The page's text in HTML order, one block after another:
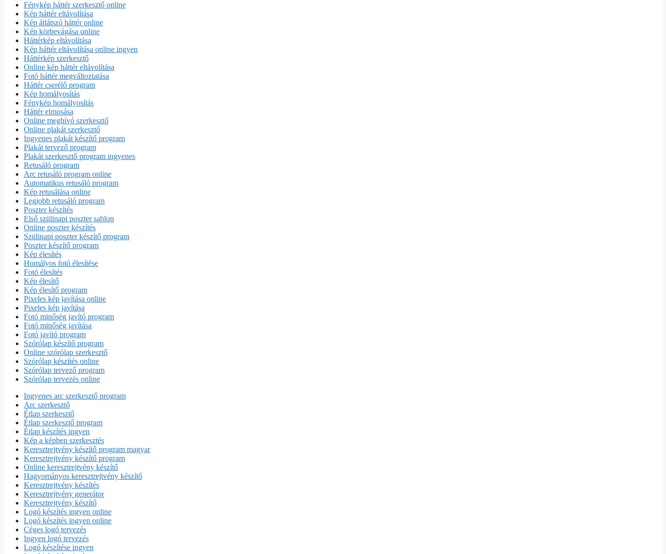
Fénykép háttér szerkesztő online
Kép háttér eltávolítása
Kép átlátszó háttér online
Kép körbevágása online
Háttérkép eltávolítása
Kép háttér eltávolítása online ingyen
Háttérkép szerkesztő
Online kép háttér eltávolítása
Fotó háttér megváltoztatása
Háttér cserélő program
Kép homályosítás
Fénykép homályosítás
Háttér elmosása
Online meghívó szerkesztő
Online plakát szerkesztő
Ingyenes plakát készítő program
Plakát tervező program
Plakát szerkesztő program ingyenes
Retusáló program
Arc retusáló program online
Automatikus retusáló program
Kép retusálása online
Legjobb retusáló program
Poszter készítés
Első szülinapi poszter sablon
Online poszter készítés
Szülinapi poszter készítő program
Poszter készítő program
Kép élesítés
Homályos fotó élesítése
Fotó élesítés
Kép élesítő
Kép élesítő program
Pixeles kép javítása online
Pixeles kép javítása
Fotó minőség javító program
Fotó minőség javítása
Fotó javító program
Szórólap készítő program
Online szórólap szerkesztő
Szórólap készítés online
Szórólap tervező program
Szórólap tervezés online
Ingyenes arc szerkesztő program
Arc szerkesztő
Étlap szerkesztő
Étlap szerkesztő program
Étlap készítés ingyen
Kép a képben szerkesztés
Keresztrejtvény készítő program magyar
Keresztrejtvény készítő program
Online keresztrejtvény készítő
Hagyományos keresztrejtvény készítő
Keresztrejtvény készítés
Keresztrejtvény generátor
Keresztrejtvény készítő
Logó készítés ingyen online
Logó készítés ingyen online
Céges logó tervezés
Ingyen logó tervezés
Logó készítése ingyen